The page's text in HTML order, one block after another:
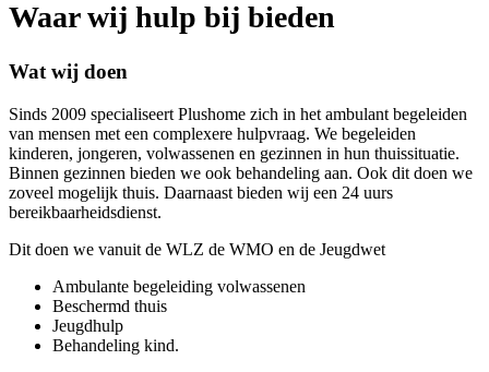
Waar wij hulp bij bieden
Wat wij doen
Sinds 2009 specialiseert Plushome zich in het ambulant begeleiden
van mensen met een complexere hulpvraag. We begeleiden
kinderen, jongeren, volwassenen en gezinnen in hun thuissituatie.
Binnen gezinnen bieden we ook behandeling aan. Ook dit doen we
zoveel mogelijk thuis. Daarnaast bieden wij een 24 uurs
bereikbaarheidsdienst.
Dit doen we vanuit de WLZ de WMO en de Jeugdwet
Ambulante begeleiding volwassenen
Beschermd thuis
Jeugdhulp
Behandeling kind.